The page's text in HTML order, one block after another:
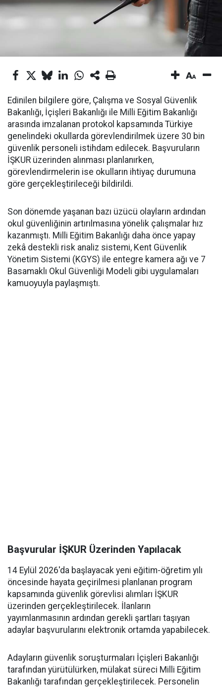
Edinilen bilgilere göre, Çalışma ve Sosyal Güvenlik
Bakanlığı, İçişleri Bakanlığı ile Milli Eğitim Bakanlığı
arasında imzalanan protokol kapsamında Türkiye
genelindeki okullarda görevlendirilmek üzere 30 bin
güvenlik personeli istihdam edilecek. Başvuruların
İŞKUR üzerinden alınması planlanırken,
görevlendirmelerin ise okulların ihtiyaç durumuna
göre gerçekleştirileceği bildirildi.
Son dönemde yaşanan bazı üzücü olayların ardından
okul güvenliğinin artırılmasına yönelik çalışmalar hız
kazanmıştı. Milli Eğitim Bakanlığı daha önce yapay
zekâ destekli risk analiz sistemi, Kent Güvenlik
Yönetim Sistemi (KGYS) ile entegre kamera ağı ve 7
Basamaklı Okul Güvenliği Modeli gibi uygulamaları
kamuoyuyla paylaşmıştı.
Başvurular İŞKUR Üzerinden Yapılacak
14 Eylül 2026'da başlayacak yeni eğitim-öğretim yılı
öncesinde hayata geçirilmesi planlanan program
kapsamında güvenlik görevlisi alımları İŞKUR
üzerinden gerçekleştirilecek. İlanların
yayımlanmasının ardından gerekli şartları taşıyan
adaylar başvurularını elektronik ortamda yapabilecek.
Adayların güvenlik soruşturmaları İçişleri Bakanlığı
tarafından yürütülürken, mülakat süreci Milli Eğitim
Bakanlığı tarafından gerçekleştirilecek. Personelin